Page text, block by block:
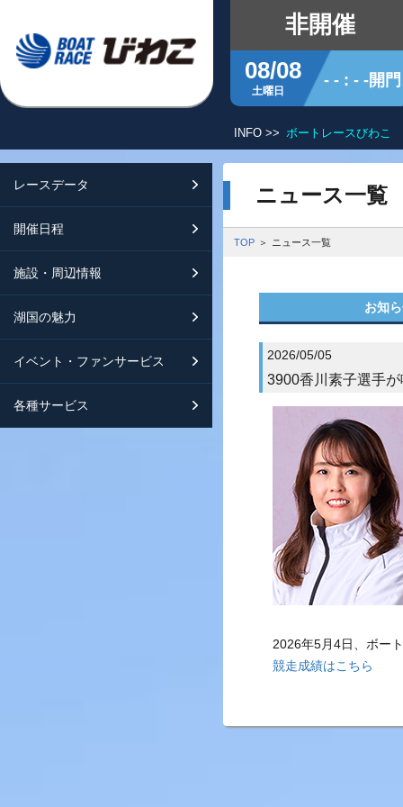
非開催
08/08
土曜日
- - : - -開門
レースデータ シリーズインデックス
レース展望
出走表・前日予想PDF
開催日程
開催日程
開催日程（年間）
施設・周辺情報
交通ガイド
施設ガイド
ボートレースびわこを知る
オーミー！フォーユー！
湖国の魅力
イベント・ファンサービス
各種サービス
特設バックナンバー
メールマガジン案内
スマートフォンサイト紹介
INFO >> ボートレースびわこ
ニュース一覧
TOP ニュース一覧
お知
2026/05/05
3900香川素子選手
2026年5月4日、ボー
競走成績はこちら